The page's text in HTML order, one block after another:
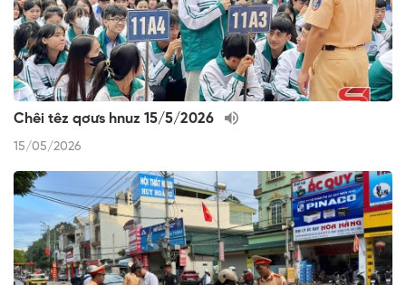
Chêi têz qơưs hnuz 15/5/2026
15/05/2026